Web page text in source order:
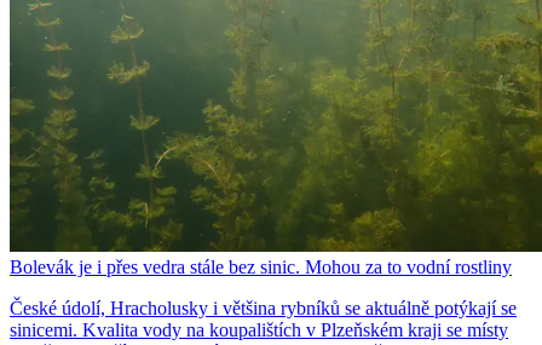
Bolevák je i přes vedra stále bez sinic. Mohou za to vodní rostliny
České údolí, Hracholusky i většina rybníků se aktuálně potýkají se
sinicemi. Kvalita vody na koupalištích v Plzeňském kraji se místy